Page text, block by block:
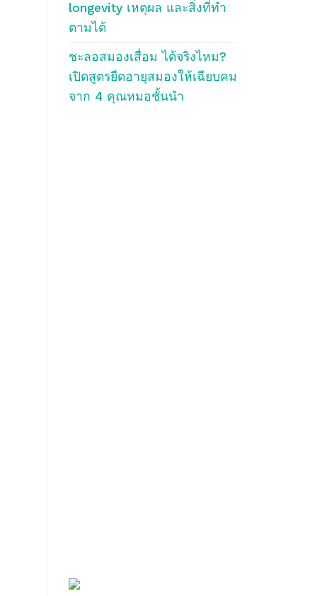
longevity เหตุผล และสิ่งที่ทำ
ตามได้
ชะลอสมองเสื่อม ได้จริงไหม?
เปิดสูตรยืดอายุสมองให้เฉียบคม
จาก 4 คุณหมอชั้นนำ